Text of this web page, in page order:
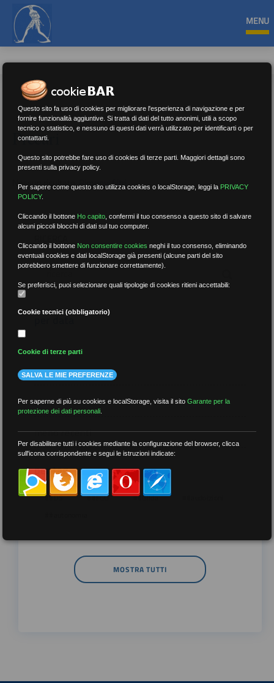
MENU
Precari
Nessun risultato.Rimuovi filtri
per data
più recenti
meno recenti
per tag
##DS ##FGU ##Gilda
MOSTRA TUTTI
Questo sito fa uso di cookies per migliorare l'esperienza di navigazione e per
fornire funzionalità aggiuntive. Si tratta di dati del tutto anonimi, utili a scopo
tecnico o statistico, e nessuno di questi dati verrà utilizzato per identificarti o per
contattarti.
Questo sito potrebbe fare uso di cookies di terze parti. Maggiori dettagli sono
presenti sulla privacy policy.
Per sapere come questo sito utilizza cookies o localStorage, leggi la PRIVACY
POLICY.
Cliccando il bottone Ho capito ,confermi il tuo consenso a questo sito di salvare
alcuni piccoli blocchi di dati sul tuo computer.
Cliccando il bottone Non consentire cookies neghi il tuo consenso, eliminando
eventuali cookies e dati localStorage già presenti (alcune parti del sito
potrebbero smettere di funzionare correttamente).
Se preferisci, puoi selezionare quali tipologie di cookies ritieni accettabili:
Cookie tecnici (obbligatorio)
Cookie di terze parti
SALVA LE MIE PREFERENZE
Per saperne di più su cookies e localStorage, visita il sitoGarante per la
protezione dei dati personali
Per disabilitare tutti i cookies mediante la configurazione del browser, clicca
sull'icona corrispondente e segui le istruzioni indicate: